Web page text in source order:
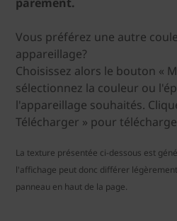
Vous préférez une autre
appareillage?
Choisissez alors le bouton «
sélectionnez la couleur ou
l'appareillage souhaités.
Télécharger » pour
La texture présentée ci-dessous est
l'affichage peut donc différer
panneau en haut de la page.